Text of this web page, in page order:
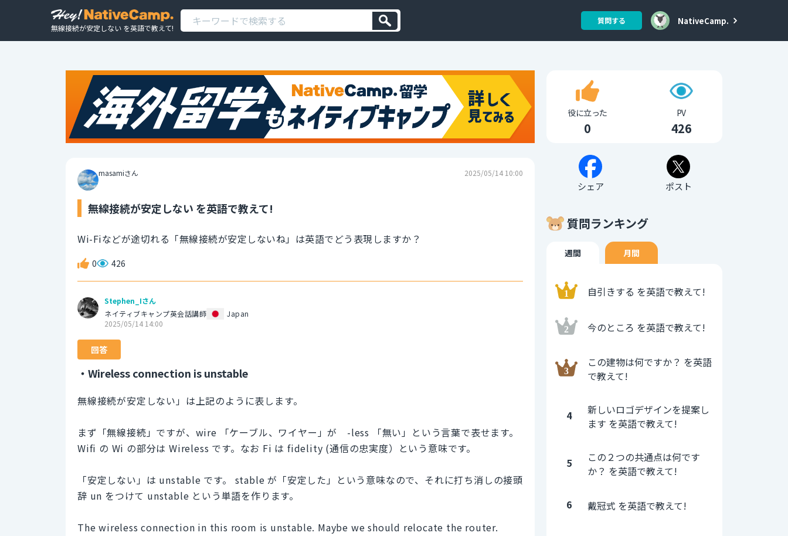
無線接続が安定しない を英語で教えて!
質問する NativeCamp.
masamiさん 2025/05/14 10:00
無線接続が安定しない を英語で教えて!
Wi-Fiなどが途切れる「無線接続が安定しないね」は英語でどう表現しますか？
0 426
Stephen_Iさん
ネイティブキャンプ英会話講師
Japan
2025/05/14 14:00
回答
・Wireless connection is unstable
無線接続が安定しない」は上記のように表します。
まず「無線接続」ですが、wire 「ケーブル、ワイヤー」が -less 「無い」という言葉で表せます。
Wifi の Wi の部分は Wireless です。なお Fi は fidelity (通信の忠実度）という意味です。
「安定しない」は unstable です。 stable が「安定した」という意味なので、それに打ち消しの接頭
辞 un をつけて unstable という単語を作ります。
The wireless connection in this room is unstable. Maybe we should relocate the router.
役に立った
0
PV
426
シェア ポスト
質問ランキング
週間 月間
自引きする を英語で教えて!
今のところ を英語で教えて!
この建物は何ですか？ を英語
で教えて!
4
新しいロゴデザインを提案し
ます を英語で教えて!
5
この２つの共通点は何です
か？ を英語で教えて!
6 戴冠式 を英語で教えて!